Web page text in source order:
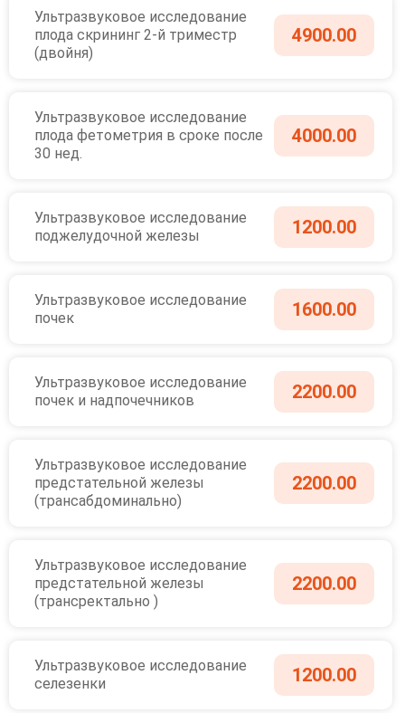
Ультразвуковое исследование
плода скрининг 2-й триместр
(двойня)
4900.00
Ультразвуковое исследование
плода фетометрия в сроке после
30 нед.
4000.00
Ультразвуковое исследование
поджелудочной железы
1200.00
Ультразвуковое исследование
почек
1600.00
Ультразвуковое исследование
почек и надпочечников
2200.00
Ультразвуковое исследование
предстательной железы
(трансабдоминально)
2200.00
Ультразвуковое исследование
предстательной железы
(трансректально )
2200.00
Ультразвуковое исследование
селезенки
1200.00